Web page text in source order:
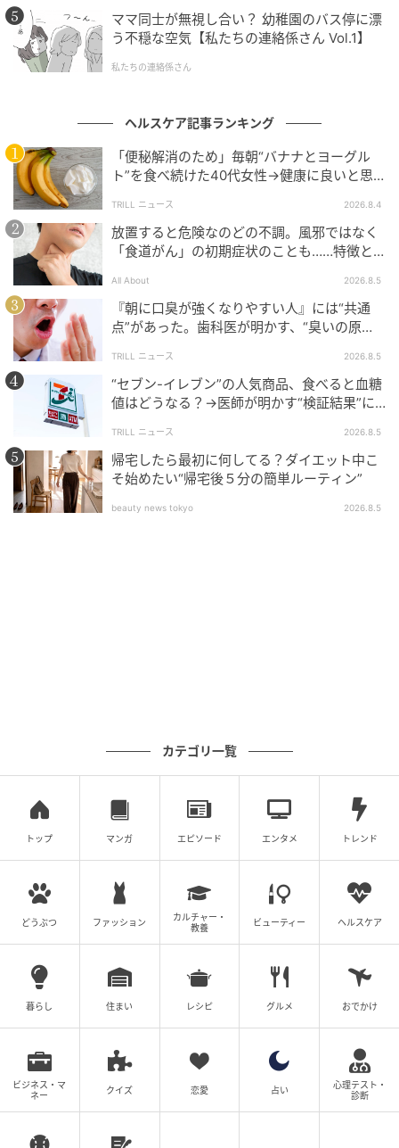
ラジオ体操には認知症リスクを大きく低下させる可能
性があることをご存じですか？
ていない人に比べて、 認知症の発症リスクが18％も低
い
＊2025年、帝京大学大学院・金森悟らの研究報告より
体操によって身体活動量が増えたことや、腕や脚、体
幹など複数の筋肉を連動させて動かす「協調運動」
が、脳によい刺激を与えるためと考えられています。
さまざまな筋肉の連携を瞬時に調整するラジオ体操な
らではの動きが、脳の働きを活発にする
からです。
また、先にご紹介した研究の追跡調査をしたところ、
ラジオ体操を続けている人は、体の若々しさを示す
「体内年齢」が、実年齢より平均20歳以上若かった
いう報告もあります＊1 。
＊1 一般財団法人 簡易保険加入者協会委託調査「令和
さらに、高齢者を対象に、ラジオ体操を12週間、実践
してもらった調査では、
「敏捷性／バランス」の指標
が平均8.1％、「持久力」の指標が平均7.4％も改善 し
たというのですから、驚きですよね＊2 。
＊2 2024年、株式会社かんぽ生命保険、東京都健康長
寿医療センター、東京医科大学、全国ラジオ体操連盟
の共同研究より
このように、本当にすごいラジオ体操の効果。た
だ……、多くの人が、その実力を十分に引き出せていな
毎日続けていても、動きが雑になっていたり。
体のどこを使うかを意識できていなかったり。
それでは、ラジオ体操の本来の力は眠ったままです。
ママ同士が無視し合い？ 幼稚園のバス停に漂
う不穏な空気【私たちの連絡係さん Vol.1】
私たちの連絡係さん
ヘルスケア記事ランキング
「便秘解消のため」毎朝“バナナとヨーグル
ト”を食べ続けた40代女性→健康に良いと思
TRILL ニュース 2026.8.4
放置すると危険なのどの不調。風邪ではなく
「食道がん」の初期症状のことも……特徴と
All About 2026.8.5
『朝に口臭が強くなりやすい人』には“共通
点”があった。歯科医が明かす、“臭いの原
TRILL ニュース 2026.8.5
“セブン-イレブン”の人気商品、食べると血糖
値はどうなる？→医師が明かす“検証結果”に
TRILL ニュース 2026.8.5
帰宅したら最初に何してる？ダイエット中こ
そ始めたい“帰宅後５分の簡単ルーティン”
beauty news tokyo 2026.8.5
カテゴリ一覧
トップ マンガ エピソード エンタメ トレンド
どうぶつ ファッション
カルチャー・
教養
ビューティー ヘルスケア
暮らし 住まい レシピ グルメ おでかけ
ビジネス・マ
ネー
クイズ 恋愛 占い
心理テスト・
診断